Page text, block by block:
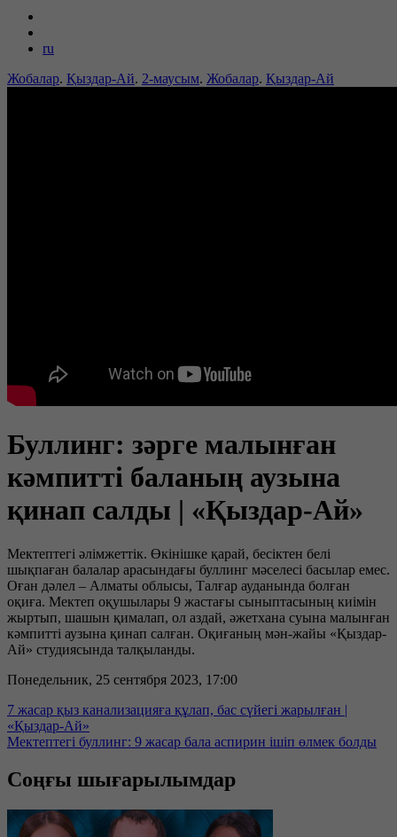
ru
Жобалар. Қыздар-Ай. 2-маусым. Жобалар. Қыздар-Ай
Буллинг: зәрге малынған
кәмпитті баланың аузына
қинап салды | «Қыздар-Ай»
Мектептегі әлімжеттік. Өкінішке қарай, бесіктен белі
шықпаған балалар арасындағы буллинг мәселесі басылар емес.
Оған дәлел – Алматы облысы, Талғар ауданында болған
оқиға. Мектеп оқушылары 9 жастағы сыныптасының киімін
жыртып, шашын қималап, ол аздай, әжетхана суына малынған
кәмпитті аузына қинап салған. Оқиғаның мән-жайы «Қыздар-
Ай» студиясында талқыланды.
Понедельник, 25 сентября 2023, 17:00
7 жасар қыз канализацияға құлап, бас сүйегі жарылған |
«Қыздар-Ай»
Мектептегі буллинг: 9 жасар бала аспирин ішіп өлмек болды
Соңғы шығарылымдар